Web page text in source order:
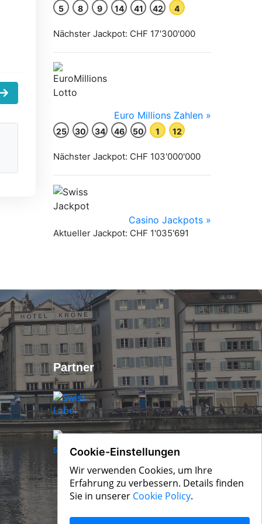
Partner
Cookie-Einstellungen
Wir verwenden Cookies, um Ihre
Erfahrung zu verbessern. Details finden
Sie in unserer Cookie Policy.